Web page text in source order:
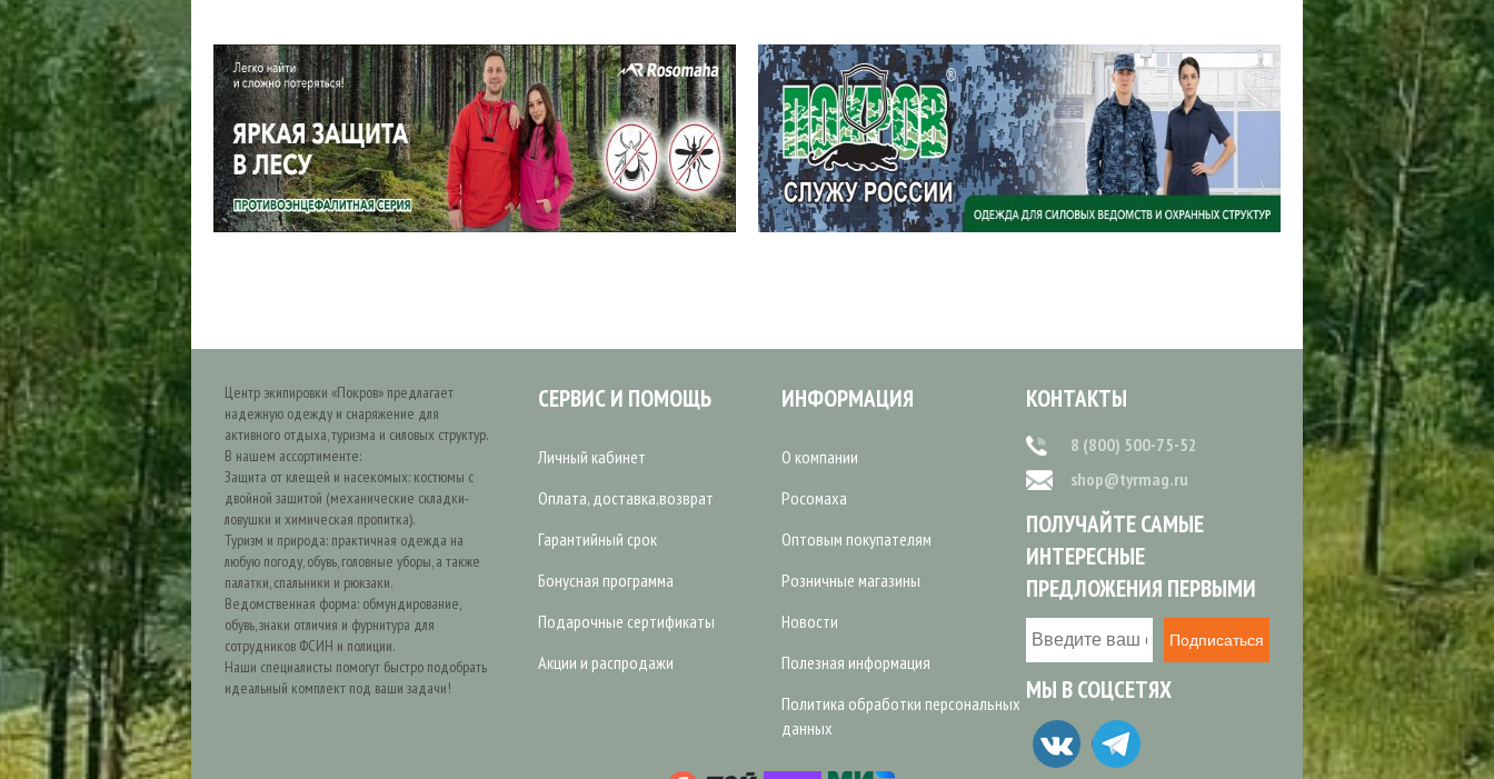
Центр экипировки «Покров» предлагает
надежную одежду и снаряжение для
активного отдыха, туризма и силовых структур.
В нашем ассортименте:
Защита от клещей и насекомых: костюмы с
двойной защитой (механические складки-
ловушки и химическая пропитка).
Туризм и природа: практичная одежда на
любую погоду, обувь, головные уборы, а также
палатки, спальники и рюкзаки.
Ведомственная форма: обмундирование,
обувь, знаки отличия и фурнитура для
сотрудников ФСИН и полиции.
Наши специалисты помогут быстро подобрать
идеальный комплект под ваши задачи!
СЕРВИС И ПОМОЩЬ
Личный кабинет
Оплата, доставка,возврат
Гарантийный срок
Бонусная программа
Подарочные сертификаты
Акции и распродажи
ИНФОРМАЦИЯ
О компании
Росомаха
Оптовым покупателям
Розничные магазины
Новости
Полезная информация
Политика обработки персональных
данных
КОНТАКТЫ
8 (800) 500-75-52
shop@tyrmag.ru
ПОЛУЧАЙТЕ САМЫЕ
ИНТЕРЕСНЫЕ
ПРЕДЛОЖЕНИЯ ПЕРВЫМИ
Подписаться
МЫ В СОЦСЕТЯХ